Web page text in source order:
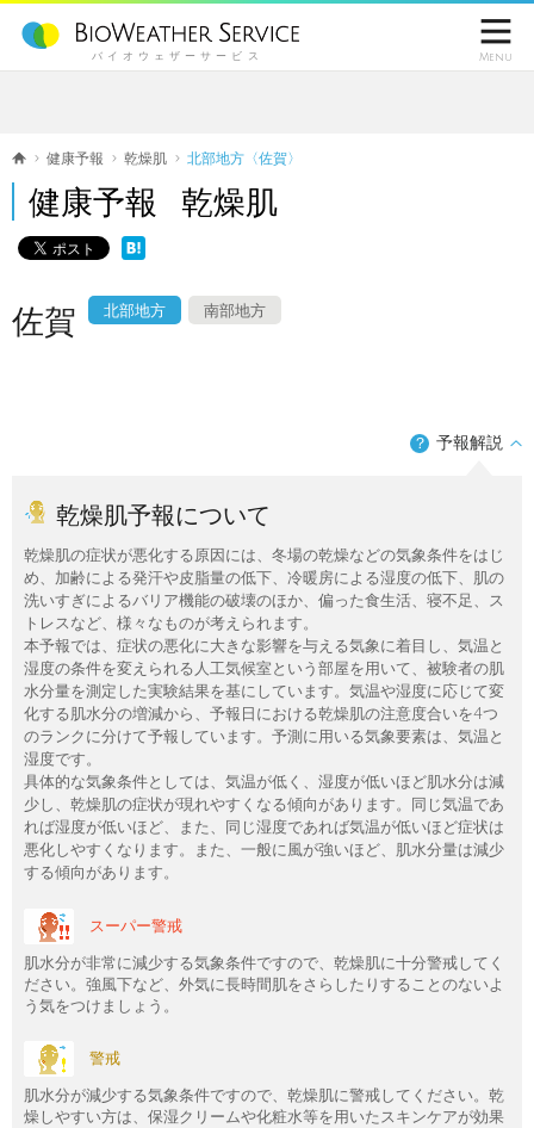
バイオウェザーサービス

Menu
健康予報 乾燥肌 北部地方〈佐賀〉
健康予報 乾燥肌
佐賀 北部地方 南部地方
？ 予報解説
乾燥肌予報について
乾燥肌の症状が悪化する原因には、冬場の乾燥などの気象条件をはじ
め、加齢による発汗や皮脂量の低下、冷暖房による湿度の低下、肌の
洗いすぎによるバリア機能の破壊のほか、偏った食生活、寝不足、ス
トレスなど、様々なものが考えられます。
本予報では、症状の悪化に大きな影響を与える気象に着目し、気温と
湿度の条件を変えられる人工気候室という部屋を用いて、被験者の肌
水分量を測定した実験結果を基にしています。気温や湿度に応じて変
化する肌水分の増減から、予報日における乾燥肌の注意度合いを4つ
のランクに分けて予報しています。予測に用いる気象要素は、気温と
湿度です。
具体的な気象条件としては、気温が低く、湿度が低いほど肌水分は減
少し、乾燥肌の症状が現れやすくなる傾向があります。同じ気温であ
れば湿度が低いほど、また、同じ湿度であれば気温が低いほど症状は
悪化しやすくなります。また、一般に風が強いほど、肌水分量は減少
する傾向があります。
スーパー警戒
肌水分が非常に減少する気象条件ですので、乾燥肌に十分警戒してく
ださい。強風下など、外気に長時間肌をさらしたりすることのないよ
う気をつけましょう。
警戒
肌水分が減少する気象条件ですので、乾燥肌に警戒してください。乾
燥しやすい方は、保湿クリームや化粧水等を用いたスキンケアが効果